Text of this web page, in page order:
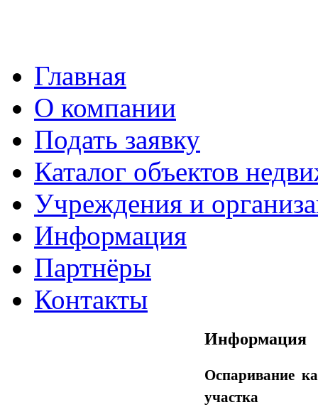
Главная
О компании
Подать заявку
Каталог объектов
Учреждения и
Информация
Партнёры
Контакты
Информация
Оспаривание
участка